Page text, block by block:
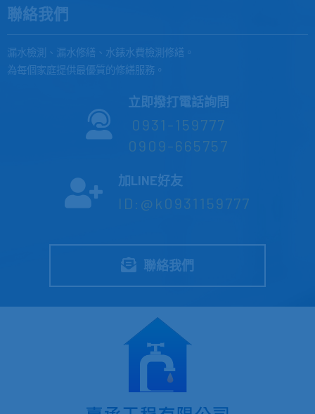
聯絡我們
漏水檢測、漏水修繕、水錶水費檢測修繕。
為每個家庭提供最優質的修繕服務。
立即撥打電話詢問
0931-159777
0909-665757
加LINE好友
ID:@k0931159777
聯絡我們